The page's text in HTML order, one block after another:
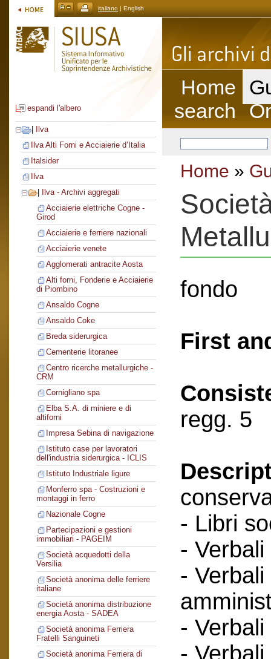
italiano | English
espandi l'albero
Ilva
Ilva Alti Forni e Acciaierie d’Italia
Italsider
Ilva
Ilva - Archivi aggregati
Acciaierie elettriche Cogne -
Girod
Acciaierie e ferriere nazionali
Acciaierie venete
Agglomerati antracite Aosta
Alti forni, Fonderie e Acciaierie
di Piombino
Ansaldo Cogne
Ansaldo Coke
Breda siderurgica
Cementerie litoranee
Centro ricerche metallurgiche -
CRM
Cornigliano spa
Elba S.A. di miniere e di
altiforni
Impresa Sebina di navigazione
Istituto case per lavoratori
dell'industria siderurgica - ICLIS
Istituto Industriale ligure
Monferro spa - Costruzioni e
montaggi in ferro
Nazionale Cogne
Partecipazioni e gestioni
immobiliari - PAGEIM
Società acquedotti della
Versilia
Società anonima delle ferriere
italiane
Società anonima distribuzione
energia Aosta - SADEA
Società anonima Ferriera
Fratelli Sanguineti
Società anonima Ferriera di
Home
search
Home »
fondo
First
regg. 5
- Libri
-
-
-
-